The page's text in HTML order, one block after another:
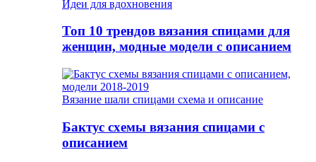
Идеи для вдохновения
Топ 10 трендов вязания спицами для
женщин, модные модели с описанием
Вязание шали спицами схема и описание
Бактус схемы вязания спицами с
описанием